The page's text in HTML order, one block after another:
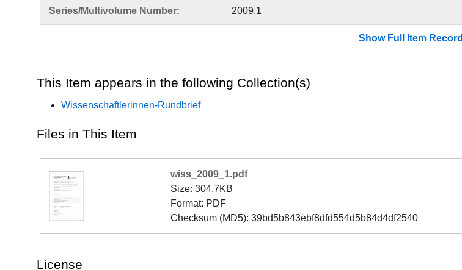
Series/Multivolume Number: 2009,1
Show Full Item Record
This Item appears in the following Collection(s)
Wissenschaftlerinnen-Rundbrief
Files in This Item
wiss_2009_1.pdf
Size: 304.7KB
Format: PDF
Checksum (MD5): 39bd5b843ebf8dfd554d5b84d4df2540
License